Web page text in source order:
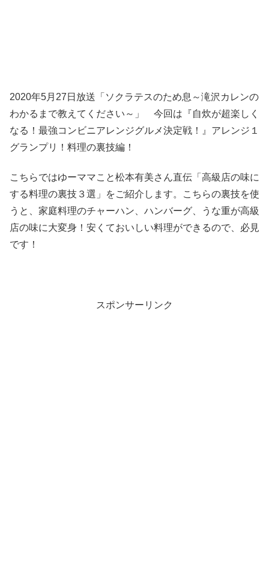
2020年5月27日放送「ソクラテスのため息～滝沢カレンの
わかるまで教えてください～」 今回は『自炊が超楽しく
なる！最強コンビニアレンジグルメ決定戦！』アレンジ１
グランプリ！料理の裏技編！
こちらではゆーママこと松本有美さん直伝「高級店の味に
する料理の裏技３選」をご紹介します。こちらの裏技を使
うと、家庭料理のチャーハン、ハンバーグ、うな重が高級
店の味に大変身！安くておいしい料理ができるので、必見
です！
スポンサーリンク